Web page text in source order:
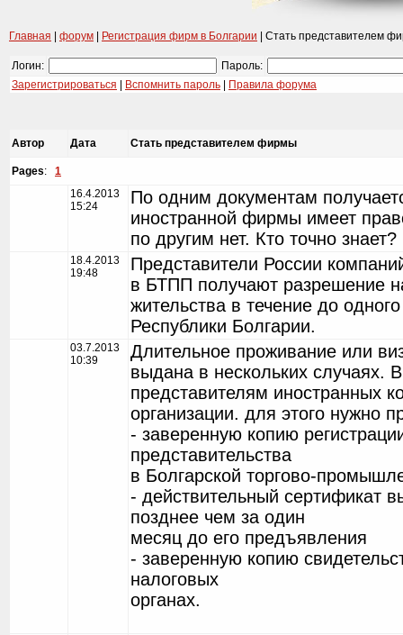
Главная форум Регистрация фирм в Болгарии | Стать представителем
Логин:
Пароль:
Зарегистрироваться
Вспомнить пароль Правила форума
Автор Дата Стать представителем фирмы
Pages: 1
16.4.2013
15:24
По одним документам
иностранной фирмы имеет
по другим нет. Кто точно знает?
18.4.2013
19:48
Представители России
в БТПП получают разрешение
жительства в течение до
Республики Болгарии.
03.7.2013
10:39
Длительное проживание или
выдана в нескольких случаях.
представителям иностранных
организации. для этого нужно
- заверенную копию
представительства
в Болгарской торгово-
- действительный сертификат
позднее чем за один
месяц до его предъявления
- заверенную копию
налоговых
органах.